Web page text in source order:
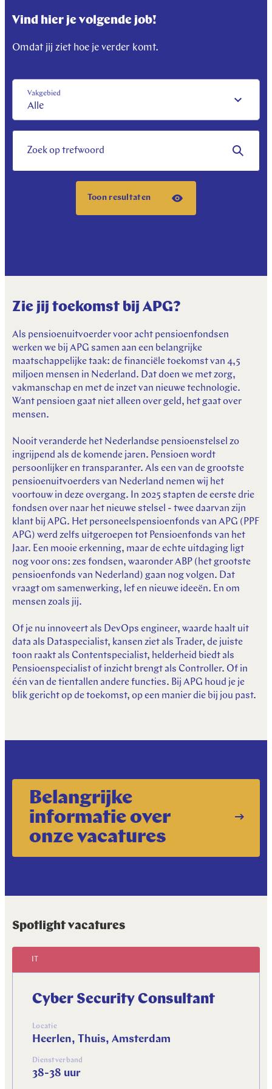
Vind hier je volgende job!
Omdat jij ziet hoe je verder komt.
Vakgebied
Alle
Zoek op trefwoord
Toon resultaten
Zie jij toekomst bij APG?
Als pensioenuitvoerder voor acht pensioenfondsen
werken we bij APG samen aan een belangrijke
maatschappelijke taak: de financiële toekomst van 4,5
miljoen mensen in Nederland. Dat doen we met zorg,
vakmanschap en met de inzet van nieuwe technologie.
Want pensioen gaat niet alleen over geld, het gaat over
mensen.
Nooit veranderde het Nederlandse pensioenstelsel zo
ingrijpend als de komende jaren. Pensioen wordt
persoonlijker en transparanter. Als een van de grootste
pensioenuitvoerders van Nederland nemen wij het
voortouw in deze overgang. In 2025 stapten de eerste drie
fondsen over naar het nieuwe stelsel - twee daarvan zijn
klant bij APG. Het personeelspensioenfonds van APG (PPF
APG) werd zelfs uitgeroepen tot Pensioenfonds van het
Jaar. Een mooie erkenning, maar de echte uitdaging ligt
nog voor ons: zes fondsen, waaronder ABP (het grootste
pensioenfonds van Nederland) gaan nog volgen. Dat
vraagt om samenwerking, lef en nieuwe ideeën. En om
mensen zoals jij.
Of je nu innoveert als DevOps engineer, waarde haalt uit
data als Dataspecialist, kansen ziet als Trader, de juiste
toon raakt als Contentspecialist, helderheid biedt als
Pensioenspecialist of inzicht brengt als Controller. Of in
één van de tientallen andere functies. Bij APG houd je je
blik gericht op de toekomst, op een manier die bij jou past.
Belangrijke
informatie over
onze vacatures
Spotlight vacatures
Cyber Security Consultant
Locatie
Heerlen, Thuis, Amsterdam
Dienstverband
38-38 uur